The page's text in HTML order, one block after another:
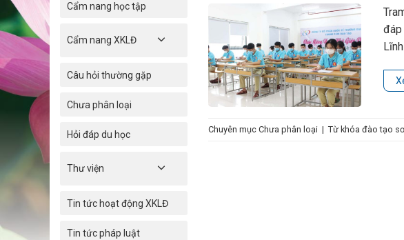
Cẩm nang học tập
Cẩm nang XKLĐ
Câu hỏi thường gặp
Chưa phân loại
Hỏi đáp du học
Thư viện
Tin tức hoạt động XKLĐ
Tin tức pháp luật
đáp
Chuyên mục Chưa phân loại | Từ khóa đào tạo